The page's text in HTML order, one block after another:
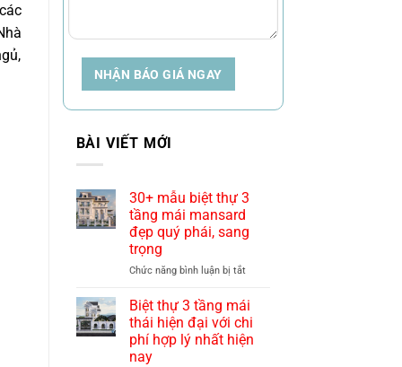
NHẬN BÁO GIÁ NGAY
BÀI VIẾT MỚI
30+ mẫu biệt thự 3
tầng mái mansard
đẹp quý phái, sang
trọng
Chức năng bình luận bị tắtở
mẫu
biệt
thự
3
Biệt thự 3 tầng mái
thái hiện đại với chi
phí hợp lý nhất hiện
nay